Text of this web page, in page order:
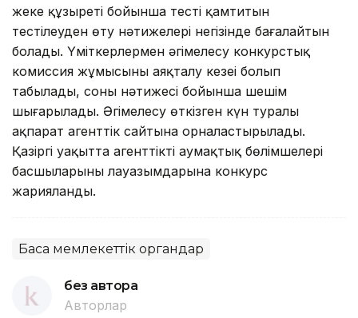
жеке құзыреті бойынша тесті қамтитын
тестілеуден өту нәтижелері негізінде бағалайтын
болады. Үміткерлермен әңгімелесу конкурстық
комиссия жұмысының аяқталу кезеңі болып
табылады, соның нәтижесі бойынша шешім
шығарылады. Әңгімелесу өткізген күн туралы
ақпарат агенттік сайтына орналастырылады.
Қазіргі уақытта агенттіктің аумақтық бөлімшелері
басшыларының лауазымдарына конкурс
жарияланды.
Басқа мемлекеттік органдар
без автора
Авторлар